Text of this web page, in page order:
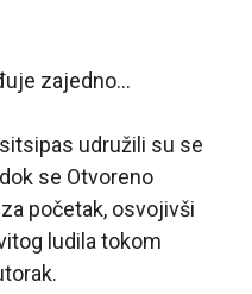
zajedno…
udružili su se
se Otvoreno
početak, osvojivši
ludila tokom